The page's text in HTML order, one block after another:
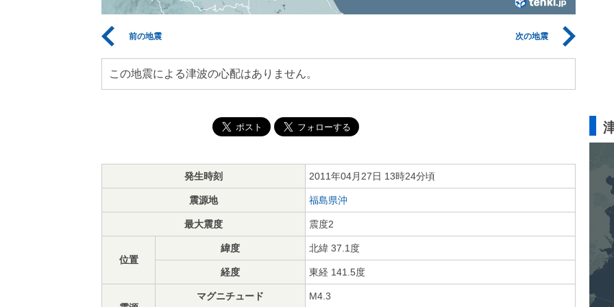
前の地震 次の地震
この地震による津波の心配はありません。
発生時刻 2011年04月27日 13時24分頃
震源地 福島県沖
最大震度 震度2
位置
緯度 北緯 37.1度
経度 東経 141.5度
マグニチュード M4.3